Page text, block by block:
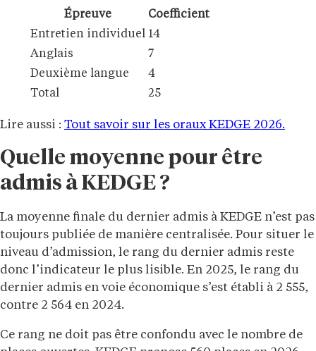
Épreuve
Coefficient
Entretien individuel 14
Anglais
7
Deuxième langue
4
Total
25
Lire aussi : Tout savoir sur les oraux KEDGE 2026.
Quelle moyenne pour être
admis à KEDGE ?
La moyenne finale du dernier admis à KEDGE n’est pas
toujours publiée de manière centralisée. Pour situer le
niveau d’admission, le rang du dernier admis reste
donc l’indicateur le plus lisible. En 2025, le rang du
dernier admis en voie économique s’est établi à 2 555,
contre 2 564 en 2024.
Ce rang ne doit pas être confondu avec le nombre de